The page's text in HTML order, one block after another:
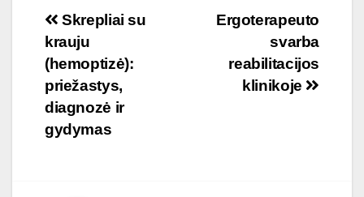
Navigacija
tarp
įrašų
Ergoterapeuto
svarba
reabilitacijos
klinikoje
Skrepliai su
krauju
(hemoptizė):
priežastys,
diagnozė ir
gydymas